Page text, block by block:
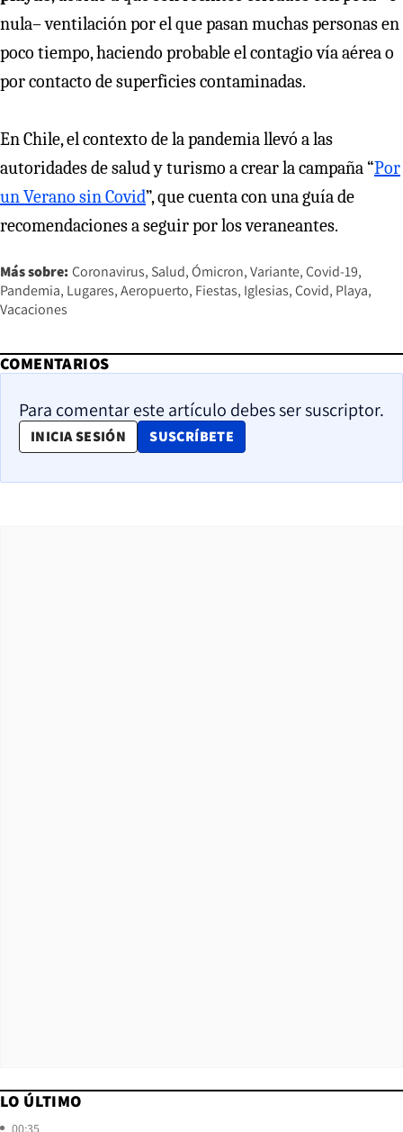
nula– ventilación por el que pasan muchas personas en
poco tiempo, haciendo probable el contagio vía aérea o
por contacto de superficies contaminadas.
En Chile, el contexto de la pandemia llevó a las
autoridades de salud y turismo a crear la campaña “Por
un Verano sin Covid”, que cuenta con una guía de
recomendaciones a seguir por los veraneantes.
Más sobre: Coronavirus Salud Ómicron Variante Covid-19
Pandemia Lugares Aeropuerto Fiestas Iglesias Covid Playa
Vacaciones
COMENTARIOS
Para comentar este artículo debes ser suscriptor.
INICIA SESIÓN SUSCRÍBETE
OPENS IN NEW WINDOW
LO ÚLTIMO
00:35